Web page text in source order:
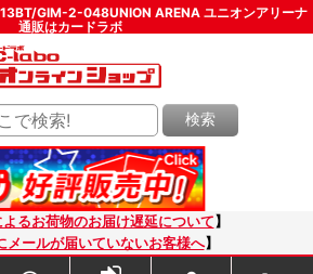
GIM-2-048UNION ARENA ユニオンアリーナ
通販はカードラボ
検索
るお荷物のお届け遅延について 】
メールが届いていないお客様へ】